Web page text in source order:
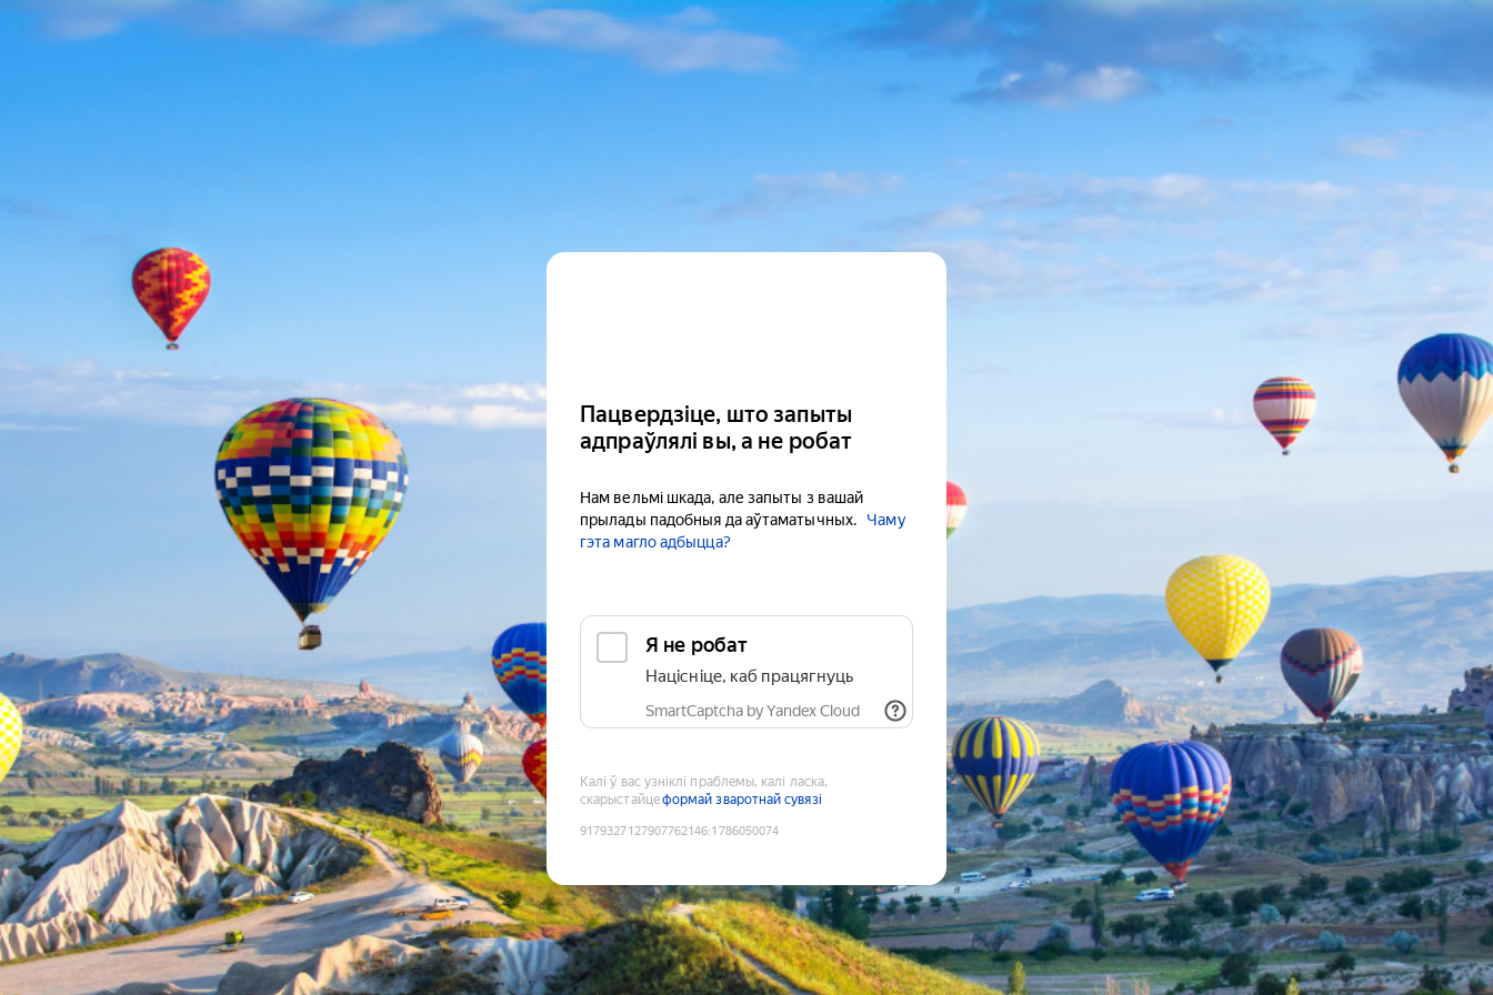
Пацвердзіце, што запыты
адпраўлялі вы, а не робат
Нам вельмі шкада, але запыты з вашай
прылады падобныя да аўтаматычных.
Чаму
гэта магло адбыцца?
Я не робат
Націсніце, каб працягнуць
SmartCaptcha by Yandex Cloud
Калі ў вас узніклі праблемы, калі ласка,
скарыстайцеформай зваротнай сувязі
9179327127907762146:1786050074